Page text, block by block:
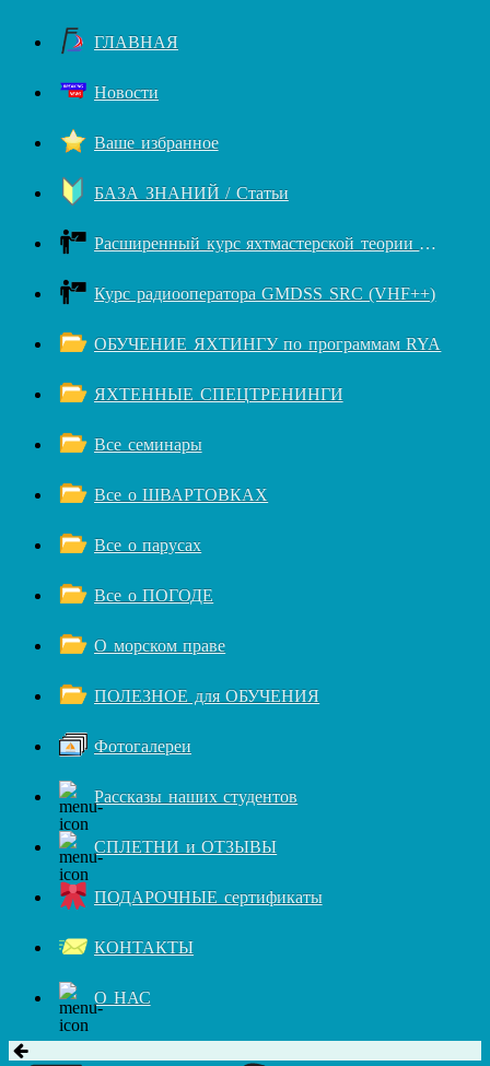
ГЛАВНАЯ
Новости
Ваше избранное
БАЗА ЗНАНИЙ / Статьи
Расширенный курс яхтмастерской теории RYA++
Курс радиооператора GMDSS SRC (VHF++)
ОБУЧЕНИЕ ЯХТИНГУ по программам RYA
ЯХТЕННЫЕ СПЕЦТРЕНИНГИ
Все семинары
Все о ШВАРТОВКАХ
Все о парусах
Все о ПОГОДЕ
О морском праве
ПОЛЕЗНОЕ для ОБУЧЕНИЯ
Фотогалереи
Рассказы наших студентов
СПЛЕТНИ и ОТЗЫВЫ
ПОДАРОЧНЫЕ сертификаты
КОНТАКТЫ
О НАС